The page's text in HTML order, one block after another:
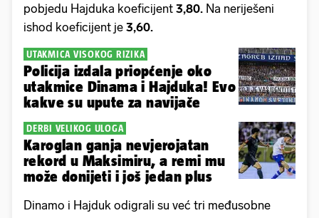
pobjedu Hajduka koeficijent 3,80. Na neriješeni
ishod koeficijent je 3,60.
UTAKMICA VISOKOG RIZIKA
Policija izdala priopćenje oko
utakmice Dinama i Hajduka! Evo
kakve su upute za navijače
DERBI VELIKOG ULOGA
Karoglan ganja nevjerojatan
rekord u Maksimiru, a remi mu
može donijeti i još jedan plus
Dinamo i Hajduk odigrali su već tri međusobne